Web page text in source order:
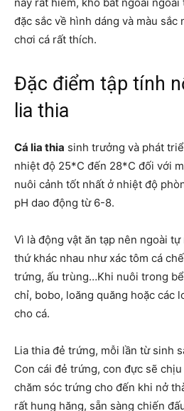
đặc sắc về hình dáng và màu sắc
chơi cá rất thích.
Đặc điểm tập tính
lia thia
Cá lia thia sinh trưởng và phát
nhiệt độ 25*C đến 28*C đối với
nuôi cảnh tốt nhất ở nhiệt độ
pH dao động từ 6-8.
Vì là động vật ăn tạp nên ngoài
thứ khác nhau như xác tôm cá
trứng, ấu trùng…Khi nuôi trong
chỉ, bobo, loăng quăng hoặc các
cho cá.
Lia thia đẻ trứng, mỗi lần từ sinh
Con cái đẻ trứng, con đực sẽ
chăm sóc trứng cho đến khi nở
rất hung hăng, sẵn sàng chiến